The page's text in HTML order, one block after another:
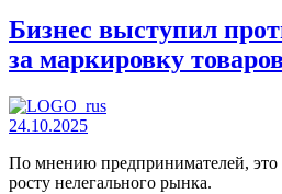
Бизнес выступил
за маркировку
24.10.2025
По мнению предпринимателей, это
росту нелегального рынка.